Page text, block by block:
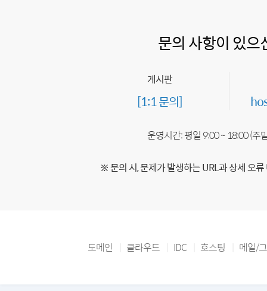
문의 사항이 있으
게시판
[1:1 문의]
운영시간: 평일 9:00 ~ 18:00 (주
※ 문의 시, 문제가 발생하는 URL과 상세 오
도메인 클라우드 IDC 호스팅 메일/